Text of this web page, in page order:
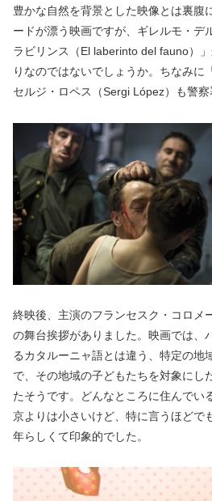
豊かな自然を背景とした映像とは裏腹
ードが漂う映画ですが、ギレルモ・デ
ラビリンス（El laberinto del fauno）
りなのではないでしょうか。ちなみに
セルジ・ロペス（Sergi López）も警察
終映後、主演のフランセスク・コロメ
の舞台挨拶がありました。映画では、
るカタルーニャ語とは違う、特定の地
で、その地域の子どもたちを対象にし
たそうです。どんなところに住んでい
京よりは小さいけど、特に言うほど
年らしくて印象的でした。